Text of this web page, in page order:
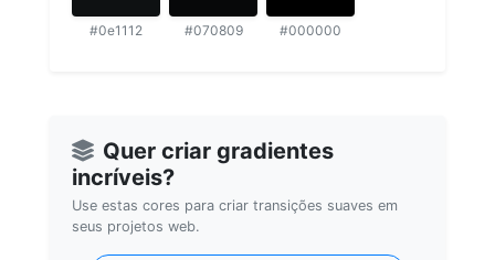
#0e1112 #070809 #000000
Quer criar gradientes
incríveis?
Use estas cores para criar transições suaves em
seus projetos web.